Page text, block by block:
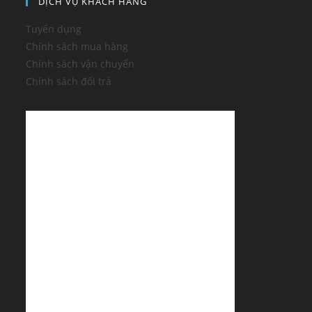
Tuyển dụng
Chính sách mua hàng
Chính sách vận chuyển
Chính sách đổi trả